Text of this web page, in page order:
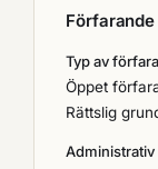
Förfarande
Typ av
Öppet
Rättslig